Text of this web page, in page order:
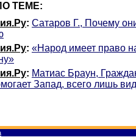
ТЕМЕ:
: Сатаров Г., Почему
: «Народ имеет право
: Матиас Браун,
Запад, всего лишь